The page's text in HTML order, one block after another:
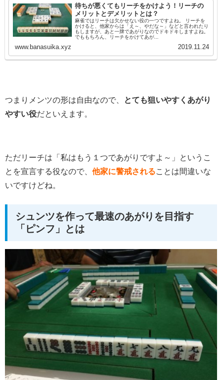
待ちが悪くてもリーチをかけよう！リーチの
メリットとデメリットとは？
麻雀ではリーチは欠かせない役の一つですよね。 リーチを
かけると、他家からは「え～、やだな～」などと言われたり
もしますが、あと一牌であがりなのでドキドキしますよね。
でももちろん、リーチをかけてあが...
www.banasuika.xyz 2019.11.24
つまりメンツの形は自由なので、
とても狙いやすくあがり
やすい役だといえます。
ただリーチは「私はもう１つであがりですよ～」というこ
とを宣言する役なので、 他家に警戒されることは間違いな
いですけどね。
シュンツを作って最速のあがりを目指す
「ピンフ」とは